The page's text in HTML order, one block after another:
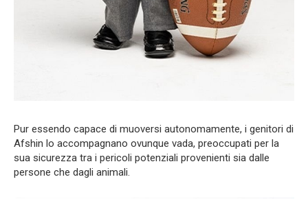
Pur essendo capace di muoversi autonomamente, i genitori di
Afshin lo accompagnano ovunque vada, preoccupati per la
sua sicurezza tra i pericoli potenziali provenienti sia dalle
persone che dagli animali.